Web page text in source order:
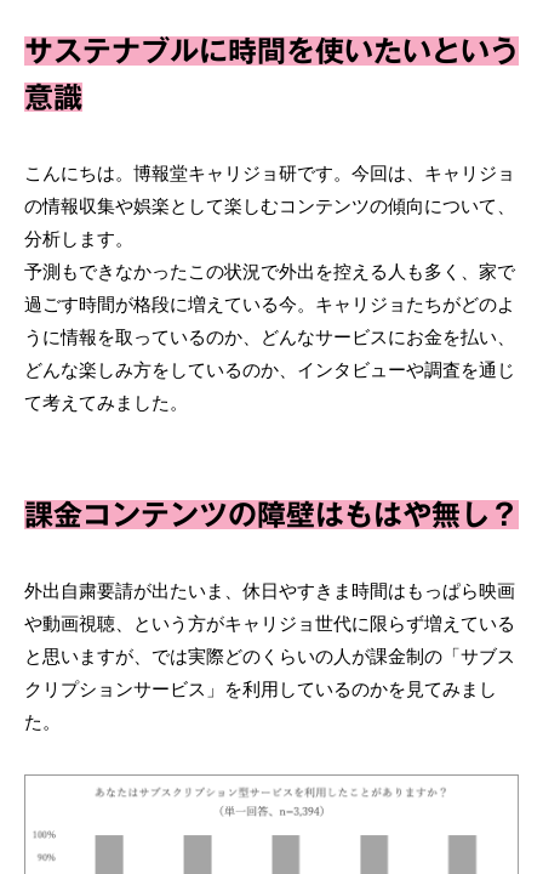
サステナブルに時間を使いたいという
意識
こんにちは。博報堂キャリジョ研です。今回は、キャリジョ
の情報収集や娯楽として楽しむコンテンツの傾向について、
分析します。
予測もできなかったこの状況で外出を控える人も多く、家で
過ごす時間が格段に増えている今。キャリジョたちがどのよ
うに情報を取っているのか、どんなサービスにお金を払い、
どんな楽しみ方をしているのか、インタビューや調査を通じ
て考えてみました。
課金コンテンツの障壁はもはや無し？
外出自粛要請が出たいま、休日やすきま時間はもっぱら映画
や動画視聴、という方がキャリジョ世代に限らず増えている
と思いますが、では実際どのくらいの人が課金制の「サブス
クリプションサービス」を利用しているのかを見てみまし
た。